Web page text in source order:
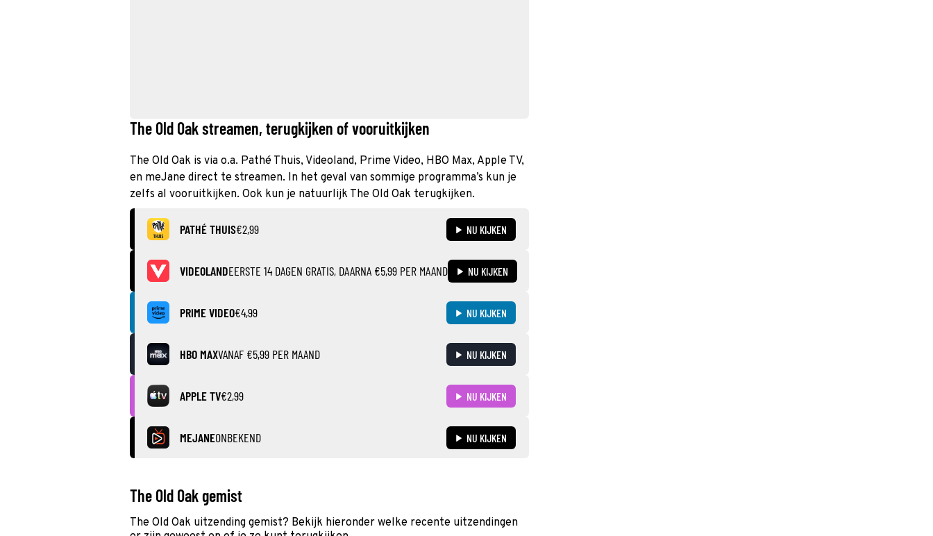
The Old Oak streamen, terugkijken of vooruitkijken
The Old Oak is via o.a. Pathé Thuis, Videoland, Prime Video, HBO Max, Apple TV,
en meJane direct te streamen. In het geval van sommige programma’s kun je
zelfs al vooruitkijken. Ook kun je natuurlijk The Old Oak terugkijken.
PATHÉ THUIS€2,99 NU KIJKEN
VIDEOLANDEERSTE 14 DAGEN GRATIS, DAARNA €5,99 PER MAAND NU KIJKEN
PRIME VIDEO€4,99 NU KIJKEN
HBO MAXVANAF €5,99 PER MAAND NU KIJKEN
APPLE TV€2,99 NU KIJKEN
MEJANEONBEKEND NU KIJKEN
The Old Oak gemist
The Old Oak uitzending gemist? Bekijk hieronder welke recente uitzendingen